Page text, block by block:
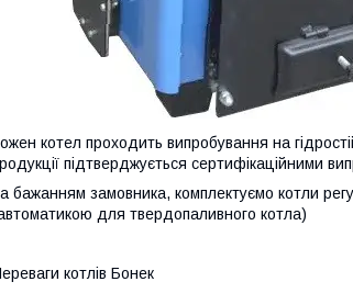
котел проходить випробування на
підтверджується сертифікаційними
бажанням замовника, комплектуємо котли
для твердопаливного котла)
котлів Бонек